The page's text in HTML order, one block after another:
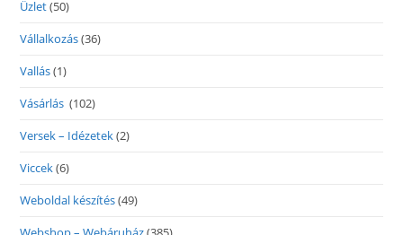
Üzlet(50)
Vállalkozás(36)
Vallás(1)
Vásárlás (102)
Versek – Idézetek(2)
Viccek(6)
Weboldal készítés(49)